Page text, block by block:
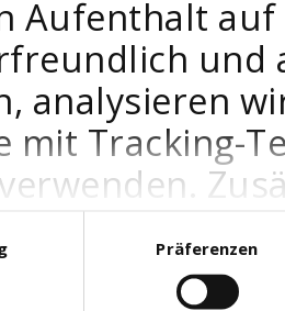
Aufenthalt
und
analysieren
mit Tracking-
Präferenzen